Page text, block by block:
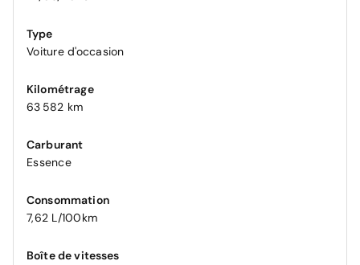
Type
Voiture d'occasion
Kilométrage
63 582 km
Carburant
Essence
Consommation
7,62 L/100km
Boîte de vitesses